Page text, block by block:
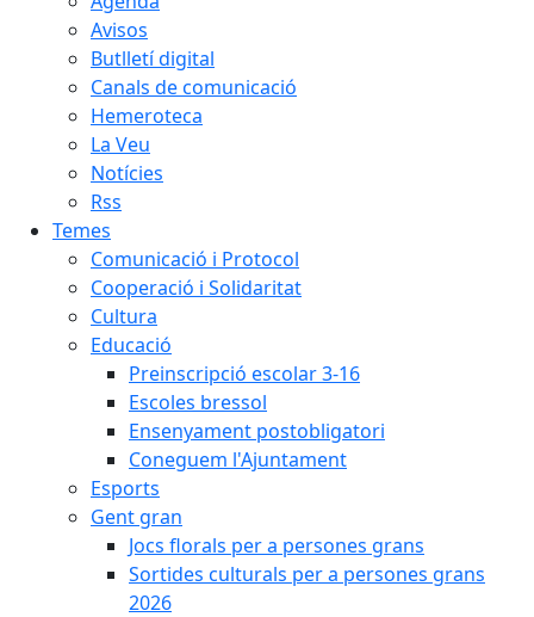
Avisos
Butlletí digital
Canals de comunicació
Hemeroteca
La Veu
Notícies
Rss
Temes
Comunicació i Protocol
Cooperació i Solidaritat
Cultura
Educació
Preinscripció escolar 3-16
Escoles bressol
Ensenyament postobligatori
Coneguem l'Ajuntament
Esports
Gent gran
Jocs florals per a persones grans
Sortides culturals per a persones grans
2026